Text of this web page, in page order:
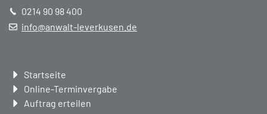
0214 90 98 400
info@anwalt-leverkusen.de
Navigation
überspringen
Startseite
Online-Terminvergabe
Auftrag erteilen